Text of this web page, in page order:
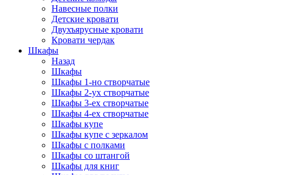
Навесные полки
Детские кровати
Двухъярусные кровати
Кровати чердак
Шкафы
Назад
Шкафы
Шкафы 1-но створчатые
Шкафы 2-ух створчатые
Шкафы 3-ех створчатые
Шкафы 4-ех створчатые
Шкафы купе
Шкафы купе с зеркалом
Шкафы с полками
Шкафы со штангой
Шкафы для книг